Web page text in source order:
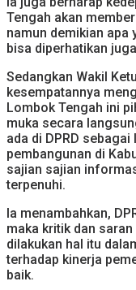
Tengah akan
namun demikian apa
bisa diperhatikan
Sedangkan Wakil
kesempatannya
Lombok Tengah ini
muka secara
ada di DPRD
pembangunan di
sajian sajian
terpenuhi.
Ia menambahkan,
maka kritik dan
dilakukan hal itu
terhadap kinerja
baik.